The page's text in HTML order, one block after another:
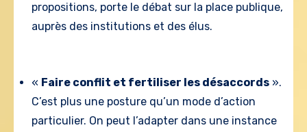
propositions, porte le débat sur la place publique,
auprès des institutions et des élus.
« Faire conflit et fertiliser les désaccords».
C’est plus une posture qu’un mode d’action
particulier. On peut l’adapter dans une instance